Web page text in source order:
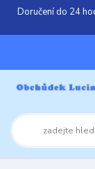
Doručení do 24